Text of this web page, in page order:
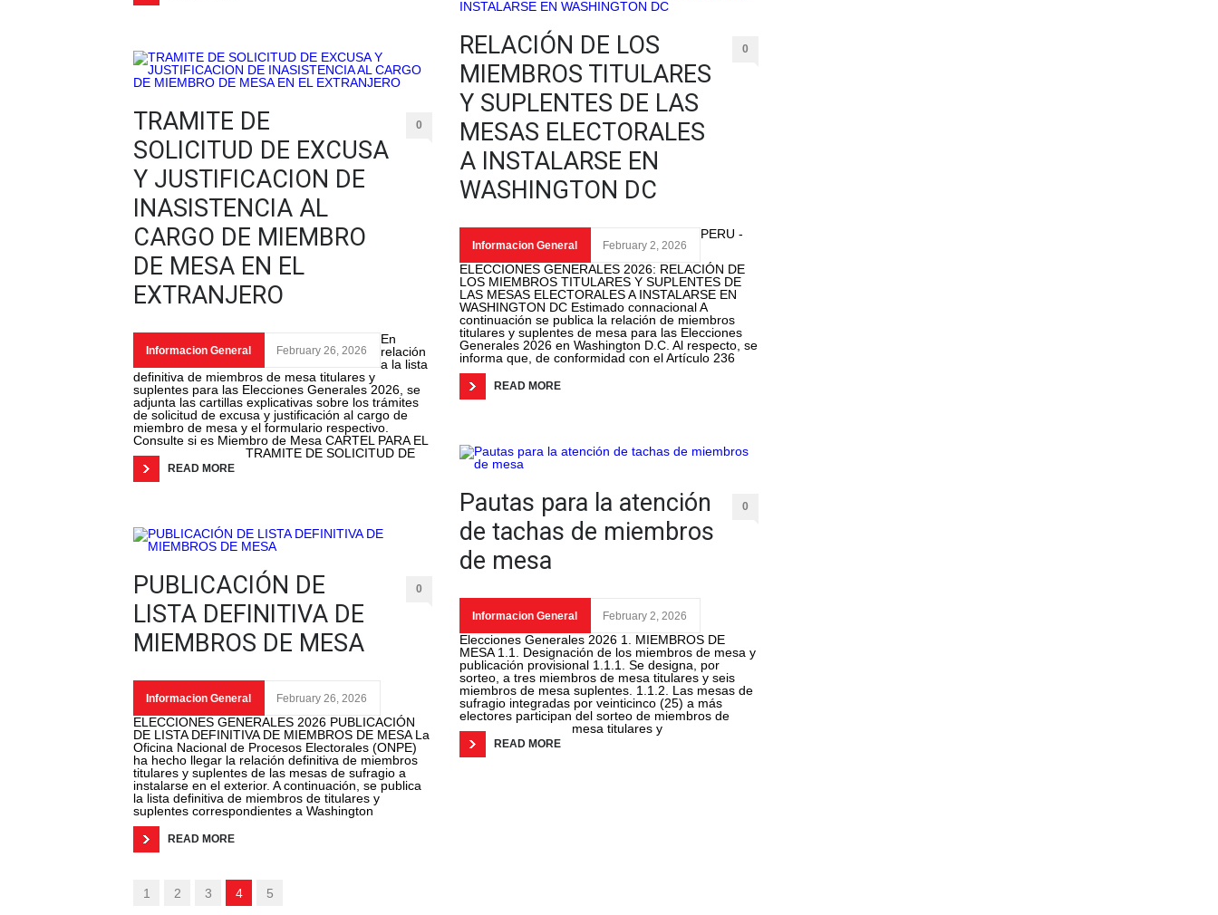
TRAMITE DE
SOLICITUD DE EXCUSA
Y JUSTIFICACION DE
INASISTENCIA AL
CARGO DE MIEMBRO
DE MESA EN EL
EXTRANJERO
0
Informacion General February 26, 2026
En
relación
a la lista
definitiva de miembros de mesa titulares y
suplentes para las Elecciones Generales 2026, se
adjunta las cartillas explicativas sobre los trámites
de solicitud de excusa y justificación al cargo de
miembro de mesa y el formulario respectivo.
Consulte si es Miembro de Mesa CARTEL PARA EL
TRAMITE DE SOLICITUD DE
READ MORE
PUBLICACIÓN DE
LISTA DEFINITIVA DE
MIEMBROS DE MESA
0
Informacion General February 26, 2026
ELECCIONES GENERALES 2026 PUBLICACIÓN
DE LISTA DEFINITIVA DE MIEMBROS DE MESA La
Oficina Nacional de Procesos Electorales (ONPE)
ha hecho llegar la relación definitiva de miembros
titulares y suplentes de las mesas de sufragio a
instalarse en el exterior. A continuación, se publica
la lista definitiva de miembros de titulares y
suplentes correspondientes a Washington
READ MORE
RELACIÓN DE LOS
MIEMBROS TITULARES
Y SUPLENTES DE LAS
MESAS ELECTORALES
A INSTALARSE EN
WASHINGTON DC
0
Informacion General February 2, 2026
PERU -
ELECCIONES GENERALES 2026: RELACIÓN DE
LOS MIEMBROS TITULARES Y SUPLENTES DE
LAS MESAS ELECTORALES A INSTALARSE EN
WASHINGTON DC Estimado connacional A
continuación se publica la relación de miembros
titulares y suplentes de mesa para las Elecciones
Generales 2026 en Washington D.C. Al respecto, se
informa que, de conformidad con el Artículo 236
READ MORE
Pautas para la atención
de tachas de miembros
de mesa
0
Informacion General February 2, 2026
Elecciones Generales 2026 1. MIEMBROS DE
MESA 1.1. Designación de los miembros de mesa y
publicación provisional 1.1.1. Se designa, por
sorteo, a tres miembros de mesa titulares y seis
miembros de mesa suplentes. 1.1.2. Las mesas de
sufragio integradas por veinticinco (25) a más
electores participan del sorteo de miembros de
mesa titulares y
READ MORE
1 2 3 4 5